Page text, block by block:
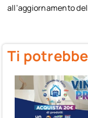
all’aggiornamento
Ti